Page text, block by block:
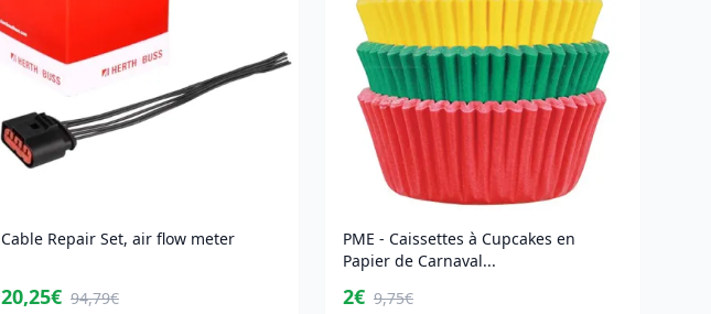
Cable Repair Set, air flow meter
20,25€ 94,79€
PME - Caissettes à Cupcakes en
Papier de Carnaval...
2€ 9,75€